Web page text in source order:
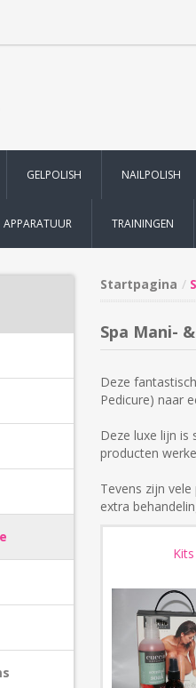
GELPOLISH NAILPOLISH
APPARATUUR TRAININGEN
Startpagina
Spa Mani-
Deze
Pedicure) naar
Deze luxe lijn is
producten
Tevens zijn
extra